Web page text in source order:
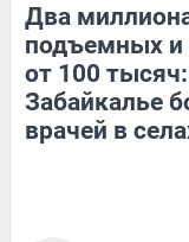
Два
подъемных и
от 100
Забайкалье
врачей в